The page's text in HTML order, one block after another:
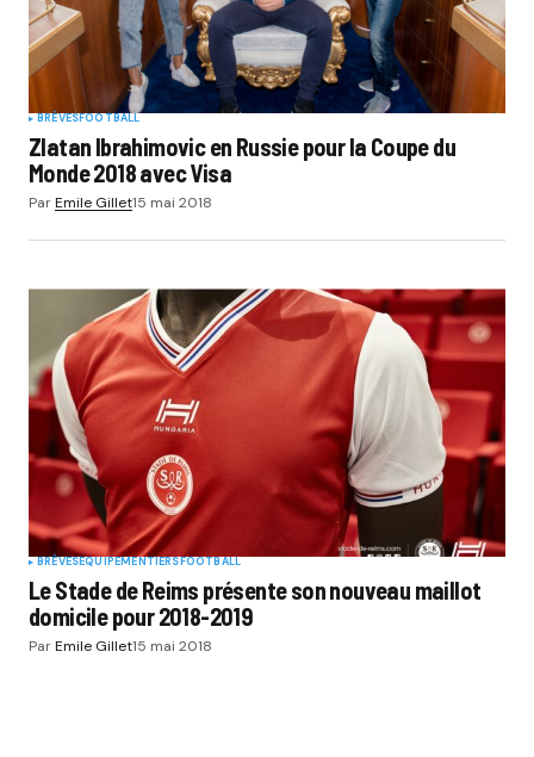
BRÈVESFOOTBALL
Zlatan Ibrahimovic en Russie pour la Coupe du
Monde 2018 avec Visa
ParEmile Gillet15 mai 2018
BRÈVESEQUIPEMENTIERSFOOTBALL
Le Stade de Reims présente son nouveau maillot
domicile pour 2018-2019
ParEmile Gillet15 mai 2018